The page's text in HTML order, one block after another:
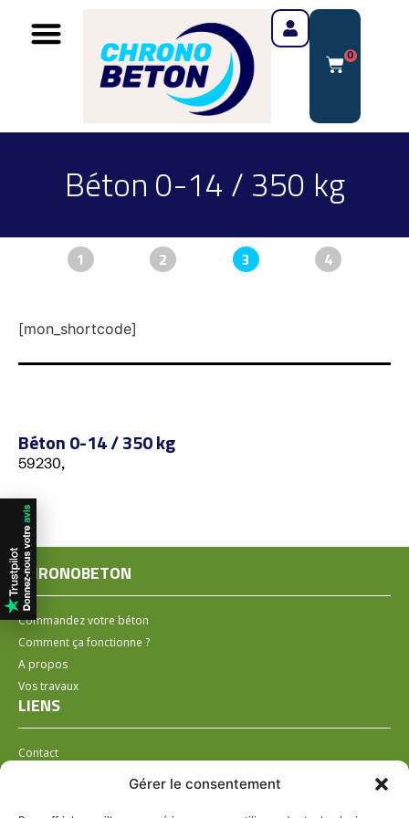
Gérer le consentement
0
Béton 0-14 / 350 kg
1 2 3 4
[mon_shortcode]
Béton 0-14 / 350 kg
59230,
CHRONOBETON
Commandez votre béton
Comment ça fonctionne ?
A propos
Vos travaux
LIENS
Contact